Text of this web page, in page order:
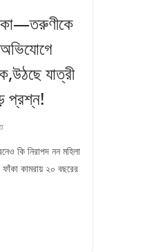
অভিযোগে
যাত্রী
প্রশ্ন!
কি নিরাপদ নন মহিলা
ফাঁকা কামরায় ২০ বছরের